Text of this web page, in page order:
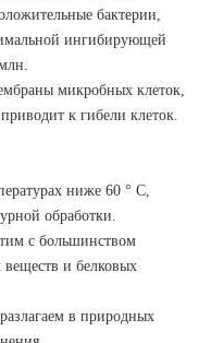
бактерии,
ингибирующей
микробных клеток,
к гибели клеток.
ниже 60 ° C,
обработки.
с большинством
веществ и белковых
в природных